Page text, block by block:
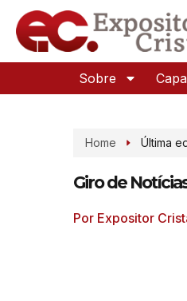
Sobre Capa
Home Última
Giro de
Por Expositor